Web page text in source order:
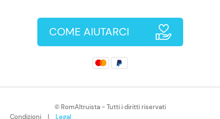
COME AIUTARCI
© RomAltruista - Tutti i diritti riservati
Condizioni
| Legal